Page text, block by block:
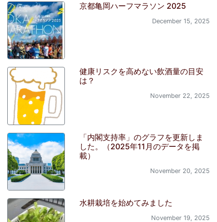
京都亀岡ハーフマラソン 2025
December 15, 2025
健康リスクを高めない飲酒量の目安
は？
November 22, 2025
「内閣支持率」のグラフを更新しま
した。（2025年11月のデータを掲
載）
November 20, 2025
水耕栽培を始めてみました
November 19, 2025